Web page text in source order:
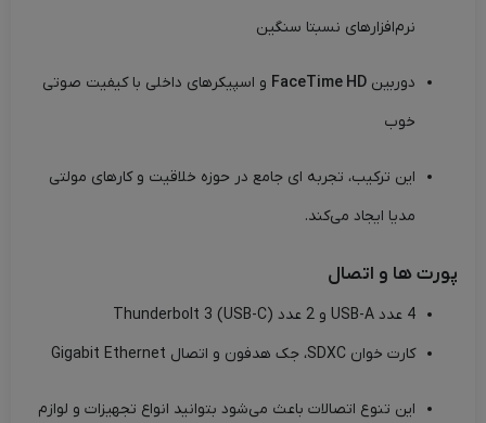
نرم‌افزارهای نسبتا سنگین
دوربین FaceTime HD و اسپیکرهای داخلی با کیفیت صوتی
خوب
این ترکیب، تجربه ای جامع در حوزه خلاقیت و کارهای مولتی
مدیا ایجاد می‌کند.
پورت ها و اتصال
4 عدد USB-A و 2 عدد Thunderbolt 3 (USB-C)
کارت خوان SDXC، جک هدفون و اتصال Gigabit Ethernet
این تنوع اتصالات باعث می‌شود بتوانید انواع تجهیزات و لوازم